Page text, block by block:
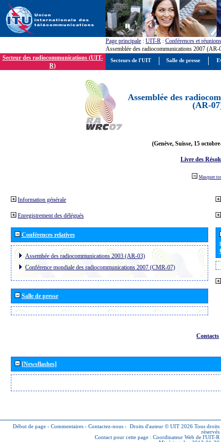
Page principale : UIT-R : Conférences et réunions
Assemblée des radiocommunications 2007 (AR-
Secteur des radiocommunications (UIT-
R)
Assemblée des
(AR-
(Genève, Suisse, 15
Livre des
Masquer
Information générale
Enregistrement des délégués
Conférences relatives
Assembée des radiocommunications 2003 (AR-03)
Conférence mondiale des radiocommunications 2007 (CMR-07)
Salle de presse
Contacts
[Newsflashes]
Début de page - Commentaires - Contactez-nous - Droits d'auteur © UIT 2026 Tous droits
réservés
Contact pour cette page : Coordinateur Web de l'UIT-R
Secteurs de l'UIT Salle de presse